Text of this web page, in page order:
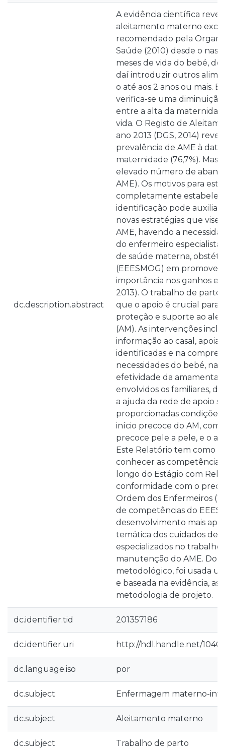
dc.description.abstract
A evidência científica
aleitamento materno
recomendado pela
Saúde (2010) desde o
meses de vida do bebé,
daí introduzir outros
o até aos 2 anos ou mais.
verifica-se uma diminuição
entre a alta da
vida. O Registo de
ano 2013 (DGS, 2014)
prevalência de AME à data
maternidade (76,7%). Mas
elevado número de
AME). Os motivos para
completamente
identificação pode auxiliar
novas estratégias que
AME, havendo a
do enfermeiro
de saúde materna,
(EEESMOG) em promover
importância nos ganhos
2013). O trabalho de
que o apoio é crucial para
proteção e suporte ao
(AM). As intervenções
informação ao casal,
identificadas e na
necessidades do bebé, na
efetividade da
envolvidos os familiares,
a ajuda da rede de apoio
proporcionadas condições
início precoce do AM,
precoce pele a pele, e o
Este Relatório tem como
conhecer as competências
longo do Estágio com
conformidade com o
Ordem dos Enfermeiros
de competências do
desenvolvimento mais
temática dos cuidados de
especializados no trabalho
manutenção do AME. Do
metodológico, foi usada
e baseada na evidência,
metodologia de projeto.
dc.identifier.tid 201357186
dc.identifier.uri http://hdl.handle.net/
dc.language.iso por
dc.subject Enfermagem materno-
dc.subject Aleitamento materno
dc.subject Trabalho de parto